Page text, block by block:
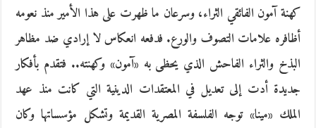
كهنة آمون الفائقي الثراء، وسرعان ما ظهرت على هذا الأمير منذ نعومه
أظافره علامات التصوف والورع. فدفعه انعكاس لا إرادي ضد مظاهر
البذخ والثراء الفاحش الذي يحظى به «آمون» وكهنته.. فتقدم بأفكار
جديدة أدت إلى تعديل في المعتقدات الدينية التي كانت منذ عهد
الملك «مينا» توجه الفلسفة المصرية القديمة وتشكل مؤسساتها وكان